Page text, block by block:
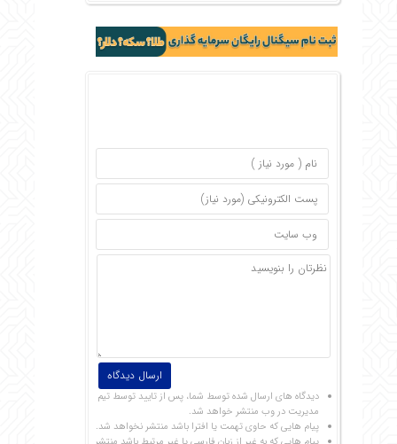
دیدگاه های ارسال شده توسط شما، پس از تایید توسط تیم
مدیریت در وب منتشر خواهد شد.
پیام هایی که حاوی تهمت یا افترا باشد منتشر نخواهد شد.